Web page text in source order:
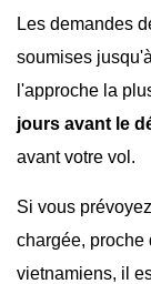
Les demandes
soumises
l'approche la
jours avant le
avant votre vol.
Si vous
chargée, proche
vietnamiens, il